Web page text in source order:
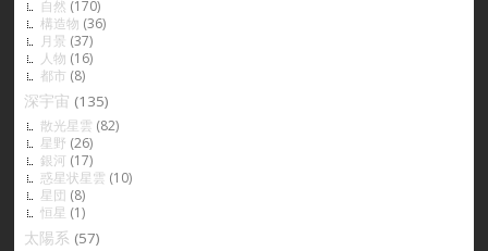
自然 (170)
構造物 (36)
月景 (37)
人物 (16)
都市 (8)
深宇宙 (135)
散光星雲 (82)
星野 (26)
銀河 (17)
惑星状星雲 (10)
星団 (8)
恒星 (1)
太陽系 (57)